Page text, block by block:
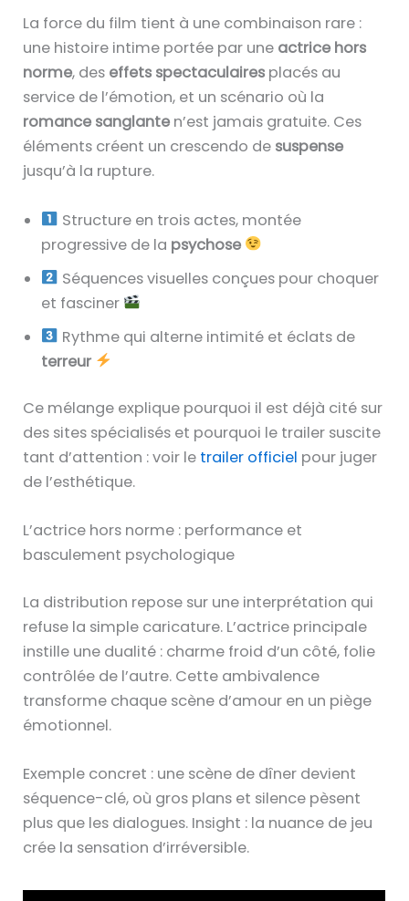
La force du film tient à une combinaison rare :
une histoire intime portée par une actrice hors
norme, des effets spectaculaires placés au
service de l’émotion, et un scénario où la
romance sanglante n’est jamais gratuite. Ces
éléments créent un crescendo de suspense
jusqu’à la rupture.
Structure en trois actes, montée
progressive de la psychose
Séquences visuelles conçues pour choquer
et fasciner
Rythme qui alterne intimité et éclats de
terreur
Ce mélange explique pourquoi il est déjà cité sur
des sites spécialisés et pourquoi le trailer suscite
tant d’attention : voir le trailer officiel pour juger
de l’esthétique.
L’actrice hors norme : performance et
basculement psychologique
La distribution repose sur une interprétation qui
refuse la simple caricature. L’actrice principale
instille une dualité : charme froid d’un côté, folie
contrôlée de l’autre. Cette ambivalence
transforme chaque scène d’amour en un piège
émotionnel.
Exemple concret : une scène de dîner devient
séquence-clé, où gros plans et silence pèsent
plus que les dialogues. Insight : la nuance de jeu
crée la sensation d’irréversible.